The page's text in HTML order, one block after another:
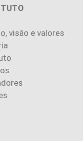
visão e valores